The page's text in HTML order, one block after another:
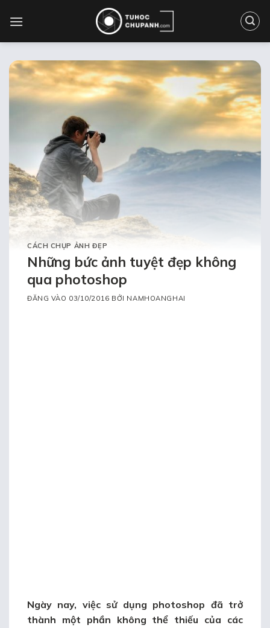
qua
CÁCH CHỤP ẢNH ĐẸP
Những bức ảnh tuyệt đẹp không
qua photoshop
ĐĂNG VÀO 03/10/2016 BỞI NAMHOANGHAI
Ngày nay, việc sử dụng photoshop đã trở
thành một phần không thể thiếu của các